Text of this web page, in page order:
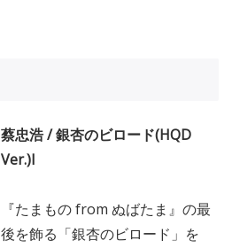
蔡忠浩 / 銀杏のビロード(HQD
Ver.)l
『たまもの from ぬばたま』の最
後を飾る「銀杏のビロード」を